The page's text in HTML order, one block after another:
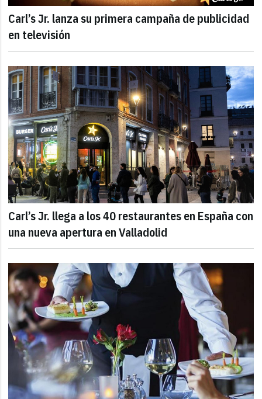
Carl’s Jr. lanza su primera campaña de publicidad
en televisión
Carl’s Jr. llega a los 40 restaurantes en España con
una nueva apertura en Valladolid